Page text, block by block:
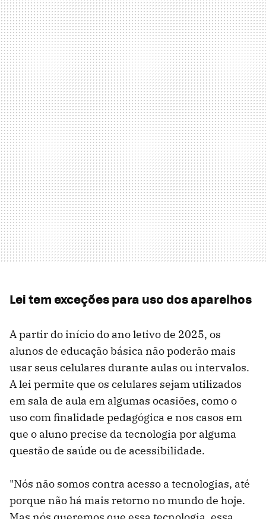
Lei tem exceções para uso dos aparelhos
A partir do início do ano letivo de 2025, os
alunos de educação básica não poderão mais
usar seus celulares durante aulas ou intervalos.
A lei permite que os celulares sejam utilizados
em sala de aula em algumas ocasiões, como o
uso com finalidade pedagógica e nos casos em
que o aluno precise da tecnologia por alguma
questão de saúde ou de acessibilidade.
"Nós não somos contra acesso a tecnologias, até
porque não há mais retorno no mundo de hoje.